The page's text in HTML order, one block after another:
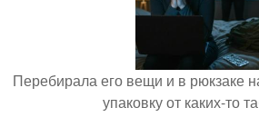
Перебирала его вещи и в рюкзаке
упаковку от каких-то